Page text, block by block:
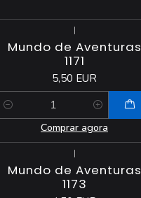
|
Mundo de Aventuras
1171
5,50 EUR
Comprar agora
|
Mundo de Aventuras
1173